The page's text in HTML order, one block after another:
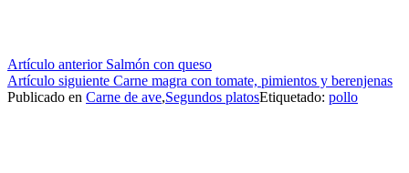
Seguir
leyendo
Artículo anteriorSalmón con queso
Artículo siguiente Carne magra con tomate, pimientos y berenjenas
Publicado en Carne de ave,Segundos platosEtiquetado: pollo